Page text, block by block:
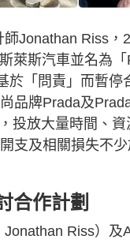
Jonathan Riss
萊斯汽車並名為
於「問責」而暫
品牌Prada及
投放大量時間、
支及相關損失不
合作計劃
Riss）